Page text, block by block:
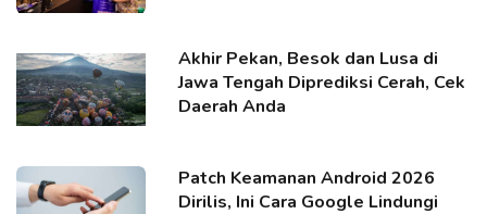
Akhir Pekan, Besok dan Lusa di
Jawa Tengah Diprediksi Cerah, Cek
Daerah Anda
Patch Keamanan Android 2026
Dirilis, Ini Cara Google Lindungi